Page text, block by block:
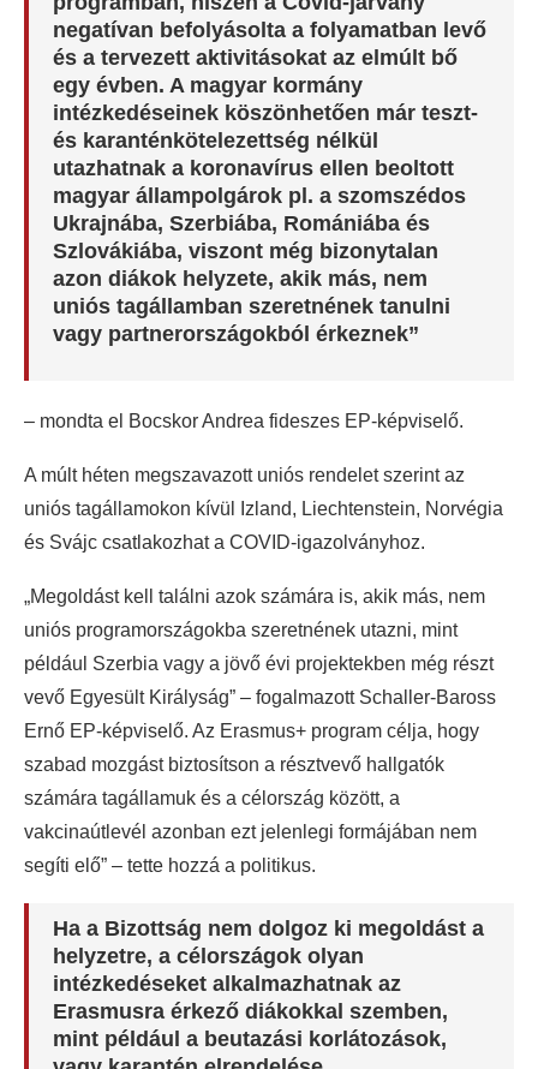
negatívan befolyásolta a folyamatban levő
és a tervezett aktivitásokat az elmúlt bő
egy évben. A magyar kormány
intézkedéseinek köszönhetően már teszt-
és karanténkötelezettség nélkül
utazhatnak a koronavírus ellen beoltott
magyar állampolgárok pl. a szomszédos
Ukrajnába, Szerbiába, Romániába és
Szlovákiába, viszont még bizonytalan
azon diákok helyzete, akik más, nem
uniós tagállamban szeretnének tanulni
vagy partnerországokból érkeznek”
– mondta el Bocskor Andrea fideszes EP-képviselő.
A múlt héten megszavazott uniós rendelet szerint az
uniós tagállamokon kívül Izland, Liechtenstein, Norvégia
és Svájc csatlakozhat a COVID-igazolványhoz.
„Megoldást kell találni azok számára is, akik más, nem
uniós programországokba szeretnének utazni, mint
például Szerbia vagy a jövő évi projektekben még részt
vevő Egyesült Királyság” – fogalmazott Schaller-Baross
Ernő EP-képviselő. Az Erasmus+ program célja, hogy
szabad mozgást biztosítson a résztvevő hallgatók
számára tagállamuk és a célország között, a
vakcinaútlevél azonban ezt jelenlegi formájában nem
segíti elő” – tette hozzá a politikus.
Ha a Bizottság nem dolgoz ki megoldást a
helyzetre, a célországok olyan
intézkedéseket alkalmazhatnak az
Erasmusra érkező diákokkal szemben,
mint például a beutazási korlátozások,